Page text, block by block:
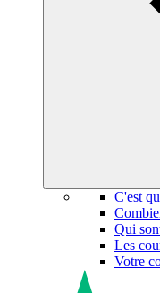
C'est
Qui
Les
Votre